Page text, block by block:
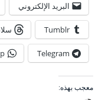
البريد الإلكتروني
Tumblr
Telegram
معجب بهذه: